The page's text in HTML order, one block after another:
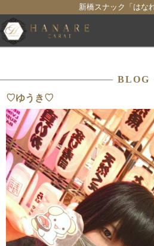
新橋スナック「はな
コ
ン
ツ
キ
ッ
プ
BLOG
♡ゆうき♡